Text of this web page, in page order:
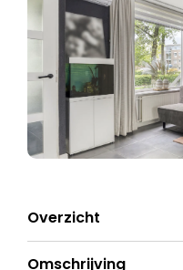
Overzicht
Omschrijving